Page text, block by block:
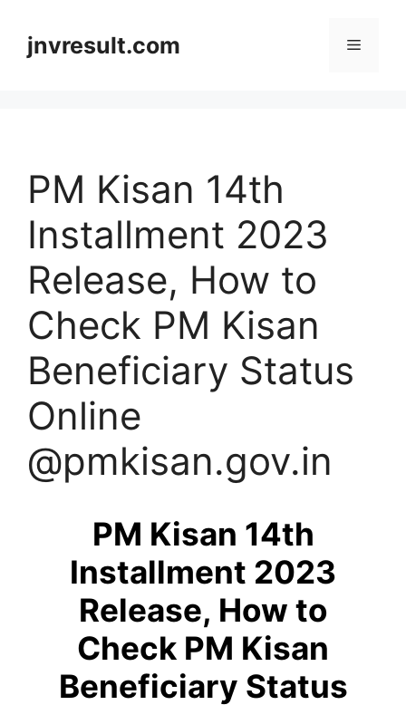
contentjnvresult.com Menu
PM Kisan 14th
Installment 2023
Release, How to
Check PM Kisan
Beneficiary Status
Online
@pmkisan.gov.in
PM Kisan 14th
Installment 2023
Release, How to
Check PM Kisan
Beneficiary Status